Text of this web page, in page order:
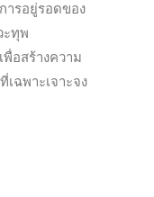
ารอยู่รอดของ
ะทุพ
อสร้างความ
ฉพาะเจาะจง